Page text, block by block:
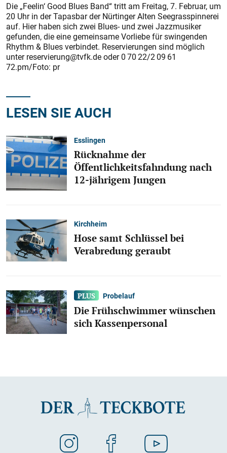
Die „Feelin‘ Good Blues Band“ tritt am Freitag, 7. Februar, um
20 Uhr in der Tapasbar der Nürtinger Alten Seegrasspinnerei
auf. Hier haben sich zwei Blues- und zwei Jazzmusiker
gefunden, die eine gemeinsame Vorliebe für swingenden
Rhythm & Blues verbindet. Reservierungen sind möglich
unter reservierung@tvfk.de oder 0 70 22/2 09 61
72.pm/Foto: pr
LESEN SIE AUCH
Esslingen
Rücknahme der
Öffentlichkeitsfahndung nach
12-jährigem Jungen
Kirchheim
Hose samt Schlüssel bei
Verabredung geraubt
Probelauf
Die Frühschwimmer wünschen
sich Kassenpersonal